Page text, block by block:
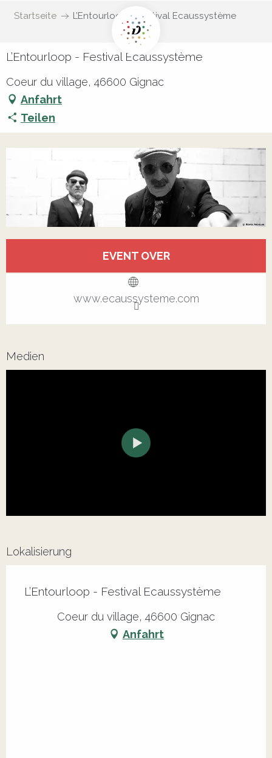
Startseite L’Entourloop - Festival Ecaussystème
L’Entourloop - Festival Ecaussystème
Coeur du village, 46600 Gignac
Anfahrt
Teilen
EVENT OVER
www.ecaussysteme.com
Medien
Lokalisierung
L’Entourloop - Festival Ecaussystème
Coeur du village, 46600 Gignac
Anfahrt